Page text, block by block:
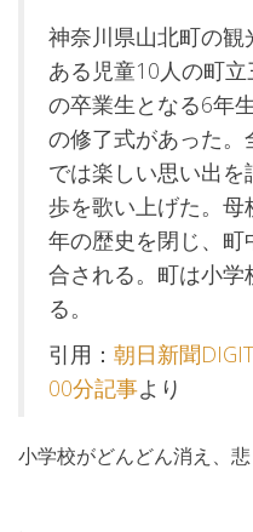
神奈川県山北町の
ある児童10人の町
の卒業生となる6年
の修了式があった
では楽しい思い出
歩を歌い上げた。
年の歴史を閉じ、
合される。町は小
る。
引用： 朝日新聞
00分記事より
小学校がどんどん消え、悲